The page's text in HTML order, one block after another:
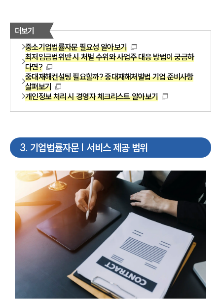
더보기
중소기업법률자문 필요성 알아보기
최저임금법위반 시 처벌 수위와 사업주 대응 방법이 궁금하
다면?
중대재해컨설팅 필요할까? 중대재해처벌법 기업 준비사항
살펴보기
개인정보 처리 시 경영자 체크리스트 알아보기
3. 기업법률자문 | 서비스 제공 범위